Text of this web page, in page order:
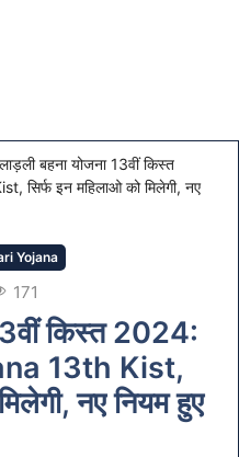
लाड़ली बहना योजना 13वीं किस्त
इन महिलाओ को मिलेगी, नए
Yojana
171
किस्त 2024:
13th Kist,
नए नियम हुए